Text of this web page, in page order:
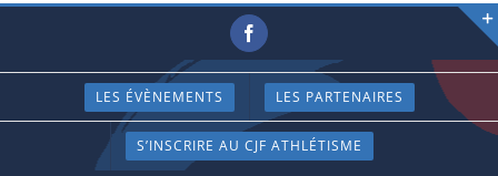
Passer
contenu
Facebook
LES ÉVÈNEMENTS LES PARTENAIRES
S’INSCRIRE AU CJF ATHLÉTISME